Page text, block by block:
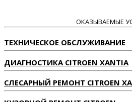
ОКАЗЫВАЕМЫЕ
ТЕХНИЧЕСКОЕ ОБСЛУЖИВАНИЕ
ДИАГНОСТИКА CITROEN XANTIA
СЛЕСАРНЫЙ РЕМОНТ CITROEN